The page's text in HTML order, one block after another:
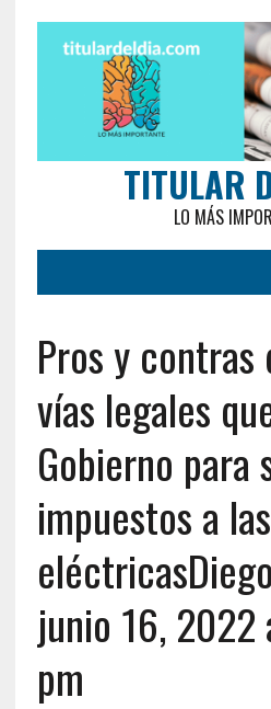
TITULAR
LO MÁS
Pros y contras
vías legales
Gobierno para
impuestos a las
junio 16, 2022
pm